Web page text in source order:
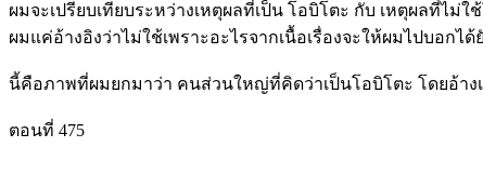
ผมจะเปรียบเทียบระหว่างเหตุผลที่เป็น โอบิโตะ กับ เหตุผลที่ไม่ใ
ผมแค่อ้างอิงว่าไม่ใช้เพราะอะไรจากเนื้อเรื่องจะให้ผมไปบอก
นี้คือภาพที่ผมยกมาว่า คนส่วนใหญ่ที่คิดว่าเป็นโอบิโตะ โดยอ้าง
ตอนที่ 475